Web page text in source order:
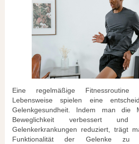
Eine regelmäßige
Lebensweise spielen eine
Gelenkgesundheit. Indem man die
Beweglichkeit verbessert
Gelenkerkrankungen reduziert, trägt
Funktionalität der Gelenke zu